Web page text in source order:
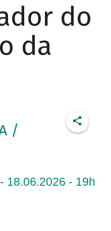
do
da
/
18.06.2026 - 19h